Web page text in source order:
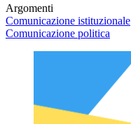
Argomenti
Comunicazione istituzionale
Comunicazione politica